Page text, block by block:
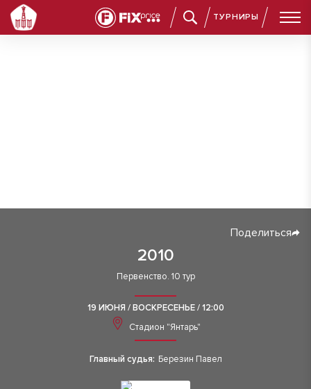
ТУРНИРЫ
2010
Поделиться
Первенство. 10 тур
19 ИЮНЯ / ВОСКРЕСЕНЬЕ / 12:00
Стадион "Янтарь"
Главный судья: Березин Павел